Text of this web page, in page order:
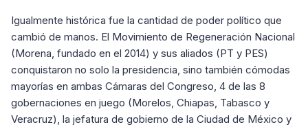
Igualmente histórica fue la cantidad de poder político que
cambió de manos. El Movimiento de Regeneración Nacional
(Morena, fundado en el 2014) y sus aliados (PT y PES)
conquistaron no solo la presidencia, sino también cómodas
mayorías en ambas Cámaras del Congreso, 4 de las 8
gobernaciones en juego (Morelos, Chiapas, Tabasco y
Veracruz), la jefatura de gobierno de la Ciudad de México y